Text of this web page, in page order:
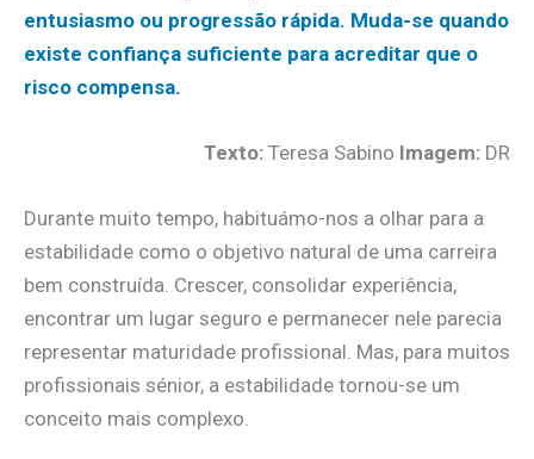
entusiasmo ou progressão rápida. Muda-se quando
existe confiança suficiente para acreditar que o
risco compensa.
Texto: Teresa Sabino Imagem: DR
Durante muito tempo, habituámo-nos a olhar para a
estabilidade como o objetivo natural de uma carreira
bem construída. Crescer, consolidar experiência,
encontrar um lugar seguro e permanecer nele parecia
representar maturidade profissional. Mas, para muitos
profissionais sénior, a estabilidade tornou-se um
conceito mais complexo.